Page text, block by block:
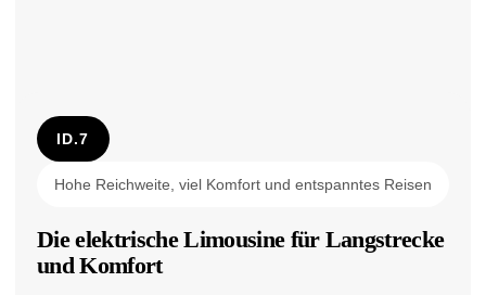
ID.7
Hohe Reichweite, viel Komfort und entspanntes Reisen
Die elektrische Limousine für Langstrecke
und Komfort